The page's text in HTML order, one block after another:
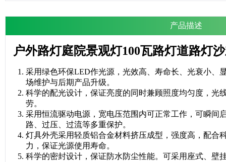
产品描述
户外路灯庭院景观灯100瓦路灯道路灯
采用绿色环保LED作光源，光效高、寿命长、光衰小、
场维护与后期产品升级。
科学的配光设计，保证亮度的同时兼顾照度均匀度，光
劳。
采用恒流驱动电源，宽电压范围内可正常工作，可瞬间
路、过压、过流等多重保护。
灯具外壳采用轻质铝合金材料挤压成型，强度高，配合
力，保证光源使用寿命。
科学的密封设计，保证防水防尘性能。可采用座式、壁